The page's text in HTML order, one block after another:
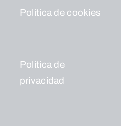
Política de cookies
Política de
privacidad